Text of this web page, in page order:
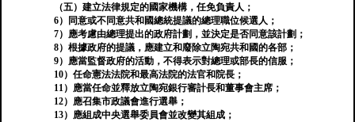
（五）建立法律規定的國家機構，任免負責人；
6）同意或不同意共和國總統提議的總理職位候選人；
7）應考慮由總理提出的政府計劃，並決定是否同意該計劃；
8）根據政府的提議，應建立和廢除立陶宛共和國的各部；
9）應當監督政府的活動，不得表示對總理或部長的信服；
10）任命憲法法院和最高法院的法官和院長；
11）應當任命並釋放立陶宛銀行審計長和董事會主席；
12）應召集市政議會進行選舉；
13）應組成中央選舉委員會並改變其組成；